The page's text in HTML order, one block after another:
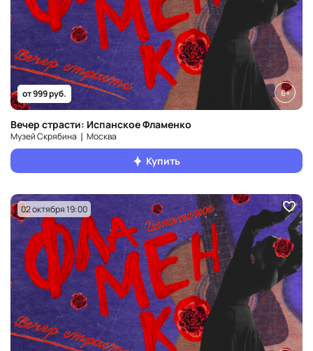
от 999 руб. 6+
Вечер страсти: Испанское Фламенко
Музей Скрябина ❘ Москва
Купить
02 октября 19:00